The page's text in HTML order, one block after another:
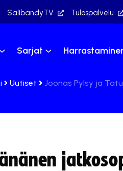
SalibandyTV Tulospalvelu
Sarjat
Uutiset Joonas Pylsy ja